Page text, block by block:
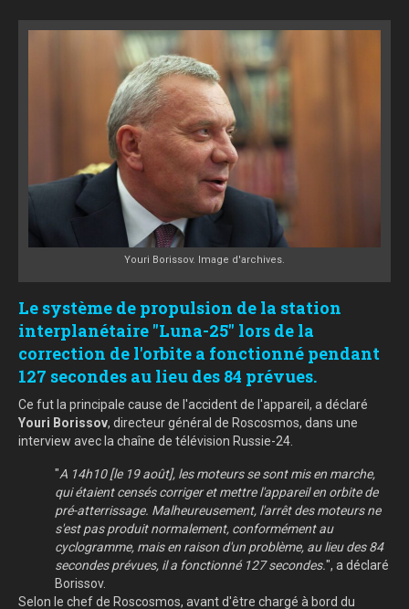
Youri Borissov. Image d'archives.
Le système de propulsion de la station
interplanétaire "Luna-25" lors de la
correction de l'orbite a fonctionné pendant
127 secondes au lieu des 84 prévues.
Ce fut la principale cause de l'accident de l'appareil, a déclaré
Youri Borissov, directeur général de Roscosmos, dans une
interview avec la chaîne de télévision Russie-24.
"A 14h10 [le 19 août], les moteurs se sont mis en marche,
qui étaient censés corriger et mettre l'appareil en orbite de
pré-atterrissage. Malheureusement, l'arrêt des moteurs ne
s'est pas produit normalement, conformément au
cyclogramme, mais en raison d'un problème, au lieu des 84
secondes prévues, il a fonctionné 127 secondes.", a déclaré
Borissov.
Selon le chef de Roscosmos, avant d'être chargé à bord du